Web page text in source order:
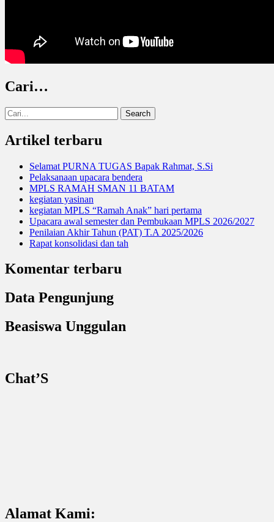
Cari…
Search
for:
Artikel terbaru
Selamat PURNA TUGAS Bapak Rahmat, S.Si
Pelaksanaan upacara bendera
MPLS RAMAH SMAN 11 BATAM
kegiatan yasinan
kegiatan MPLS “Ramah Anak” hari pertama
Upacara awal semester dan Pembukaan MPLS 2026/2027
Penilaian Akhir Tahun (PAT) T.A 2025/2026
Rapat konsolidasi dan tah
Komentar terbaru
Data Pengunjung
Beasiswa Unggulan
Chat’S
Alamat Kami: